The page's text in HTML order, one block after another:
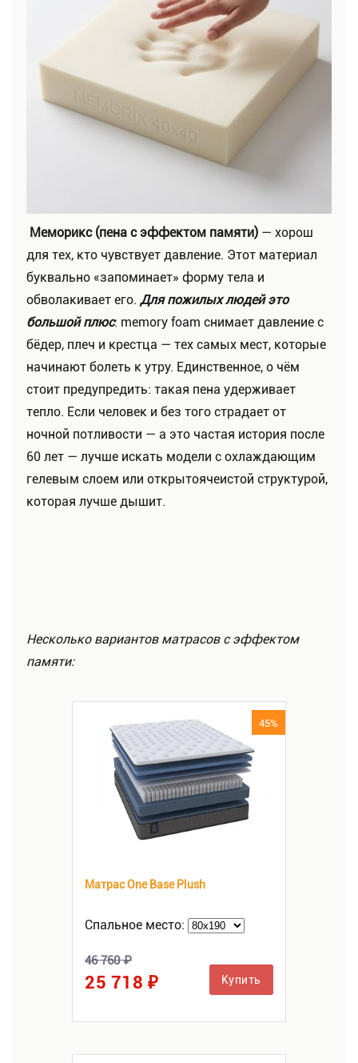
Меморикс (пена с эффектом памяти) — хорош
для тех, кто чувствует давление. Этот материал
буквально «запоминает» форму тела и
обволакивает его. Для пожилых людей это
большой плюс: memory foam снимает давление с
бёдер, плеч и крестца — тех самых мест, которые
начинают болеть к утру. Единственное, о чём
стоит предупредить: такая пена удерживает
тепло. Если человек и без того страдает от
ночной потливости — а это частая история после
60 лет — лучше искать модели с охлаждающим
гелевым слоем или открытоячеистой структурой,
которая лучше дышит.
Несколько вариантов матрасов с эффектом
памяти:
45%
Матрас One Base Plush
Спальное место:
46 760 ₽
25 718 ₽ Купить